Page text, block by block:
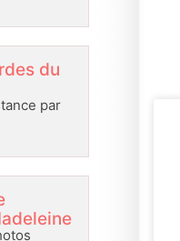
du
par